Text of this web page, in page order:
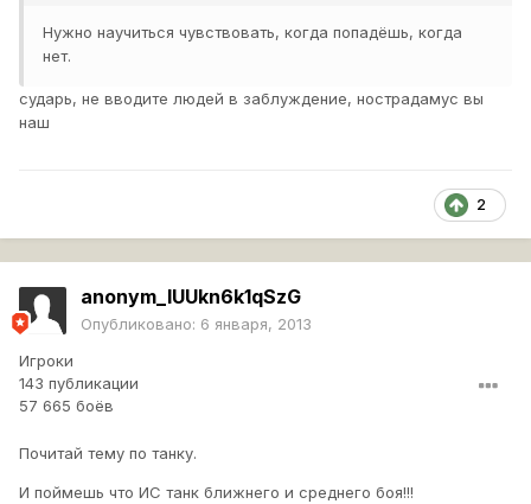
Нужно научиться чувствовать, когда попадёшь, когда
нет.
сударь, не вводите людей в заблуждение, нострадамус вы
наш
2
anonym_IUUkn6k1qSzG
Опубликовано: 6 января, 2013
Игроки
143 публикации
57 665 боёв
Почитай тему по танку.
И поймешь что ИС танк ближнего и среднего боя!!!